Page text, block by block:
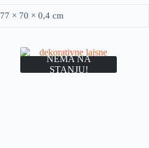
77 × 70 × 0,4 cm
NEMA NA
STANJU!